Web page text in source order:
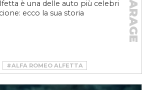
è una delle auto più celebri
ecco la sua storia
GARAGE
#ALFA ROMEO ALFETTA
STORIA